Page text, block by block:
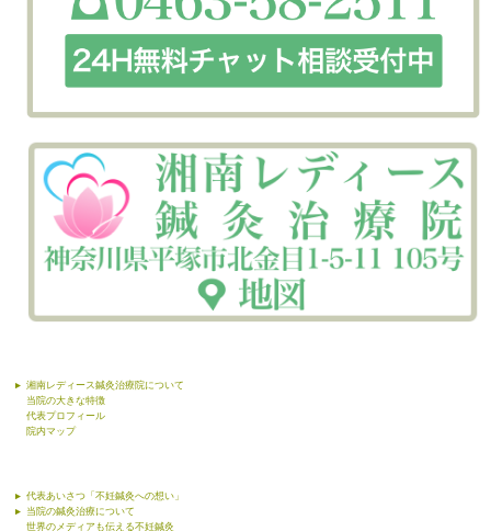
湘南レディース鍼灸治療院について
当院の大きな特徴
代表プロフィール
院内マップ
代表あいさつ「不妊鍼灸への想い」
当院の鍼灸治療について
世界のメディアも伝える不妊鍼灸